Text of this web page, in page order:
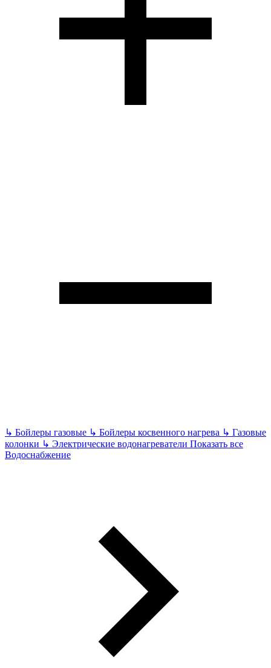
↳ Бойлеры газовые ↳ Бойлеры косвенного нагрева ↳ Газовые
колонки ↳ Электрические водонагреватели Показать все
Водоснабжение